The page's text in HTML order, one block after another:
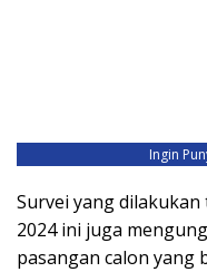
Ingin
Survei yang
2024 ini juga
pasangan calon yang